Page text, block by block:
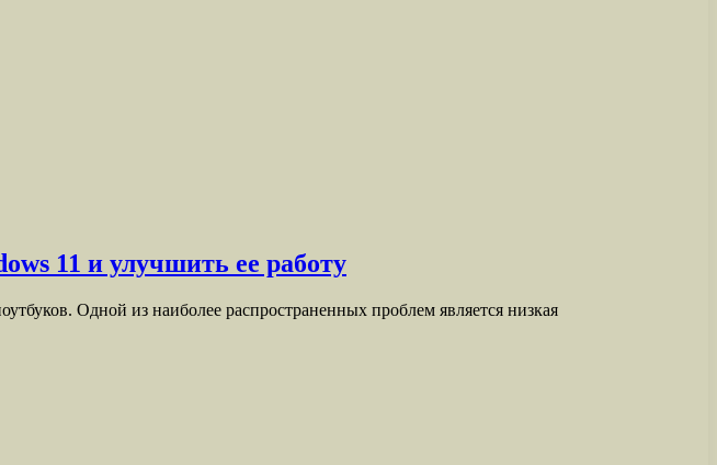
11 и улучшить ее работу
Одной из наиболее распространенных проблем является низкая